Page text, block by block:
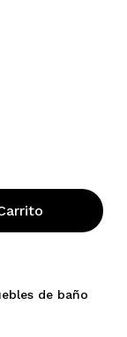
de baño